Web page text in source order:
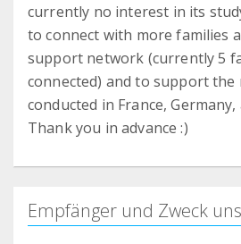
currently no interest in its
to connect with more families
support network (currently 5
connected) and to support the
conducted in France, Germany,
Thank you in advance :)
Empfänger und Zweck